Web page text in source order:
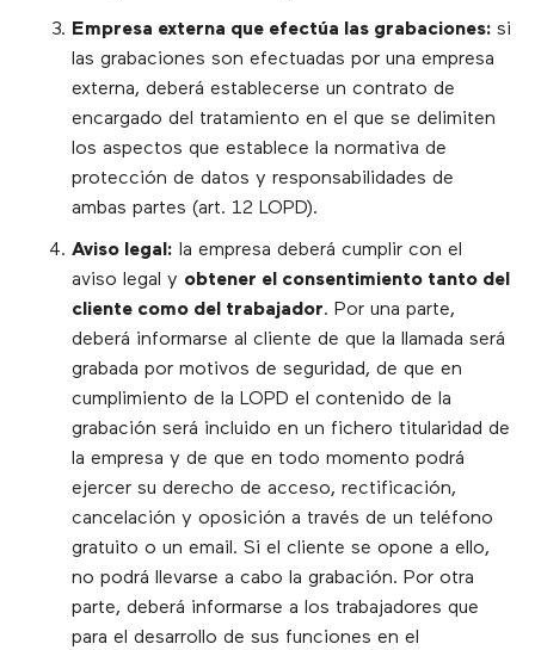
Empresa externa que efectúa las grabaciones: si
las grabaciones son efectuadas por una empresa
externa, deberá establecerse un contrato de
encargado del tratamiento en el que se delimiten
los aspectos que establece la normativa de
protección de datos y responsabilidades de
ambas partes (art. 12 LOPD).
Aviso legal: la empresa deberá cumplir con el
aviso legal y obtener el consentimiento tanto del
cliente como del trabajador. Por una parte,
deberá informarse al cliente de que la llamada será
grabada por motivos de seguridad, de que en
cumplimiento de la LOPD el contenido de la
grabación será incluido en un fichero titularidad de
la empresa y de que en todo momento podrá
ejercer su derecho de acceso, rectificación,
cancelación y oposición a través de un teléfono
gratuito o un email. Si el cliente se opone a ello,
no podrá llevarse a cabo la grabación. Por otra
parte, deberá informarse a los trabajadores que
para el desarrollo de sus funciones en el